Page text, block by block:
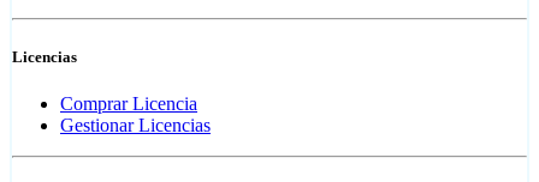
Licencias
Comprar Licencia
Gestionar Licencias